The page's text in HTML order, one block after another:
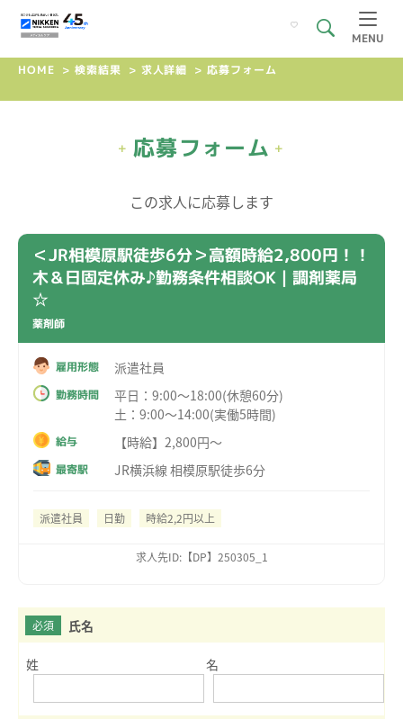
MENU
HOME > 検索結果 > 求人詳細 > 応募フォーム
+ 応募フォーム +
この求人に応募します
＜JR相模原駅徒歩6分＞高額時給2,800円！！
木＆日固定休み♪勤務条件相談OK｜調剤薬局
☆
薬剤師
雇用形態 派遣社員
勤務時間
平日：9:00～18:00(休憩60分)
土：9:00～14:00(実働5時間)
給与 【時給】2,800円～
最寄駅 JR横浜線 相模原駅徒歩6分
派遣社員 日勤 時給2,2円以上
求人先ID:【DP】250305_1
必須 氏名
姓 名